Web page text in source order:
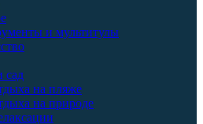
и мультитулы
сад
на пляже
на природе